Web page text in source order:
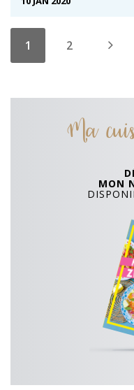
1 2
Ma
MON